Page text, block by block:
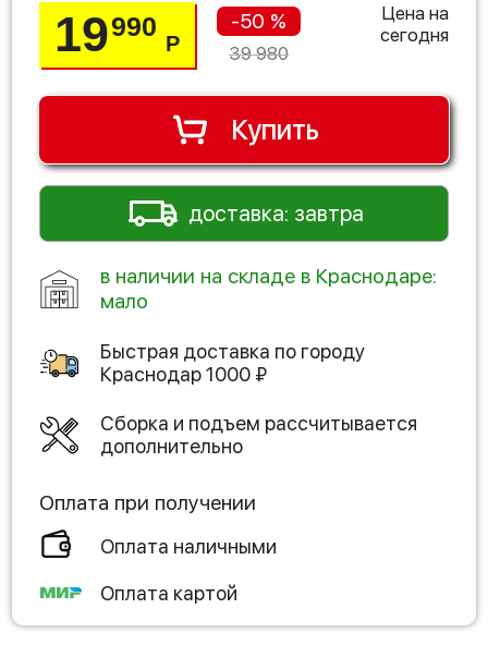
19990
Р
-50 %
39 980
Цена на
сегодня
Купить
доставка: завтра
в наличии на складе в Краснодаре:
мало
Быстрая доставка по городу
Краснодар1000 ₽
Сборка и подъем рассчитывается
дополнительно
Оплата при получении
Оплата наличными
Оплата картой